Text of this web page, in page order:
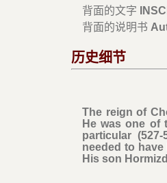
背面的文字
背面的说明书
历史细节
The reign of
He was one of
particular
needed to
His son